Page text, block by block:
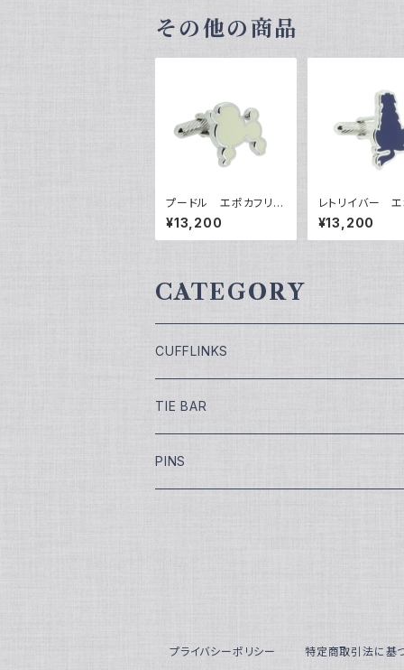
その他の商品
プードル エポカフリン
クス VQC-1006
¥13,200
レトリイバー
リンクス
¥13,200
CATEGORY
CUFFLINKS
￥7,700
￥9,900
TIE BAR
￥4,400
PINS
プライバシーポリシー 特定商取引法に基